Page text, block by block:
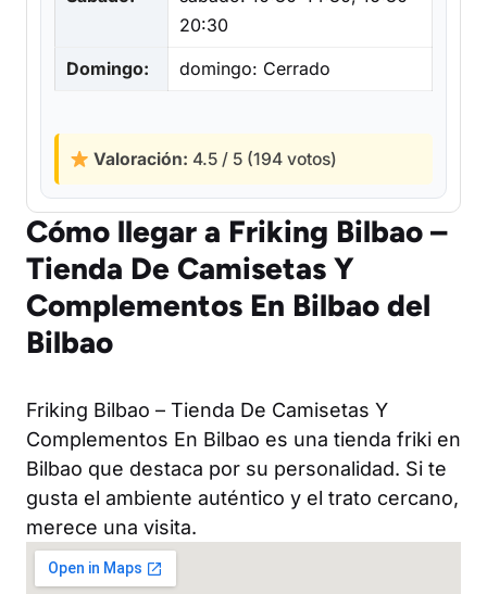
20:30
Domingo:
domingo: Cerrado
Valoración: 4.5 / 5 (194 votos)
Cómo llegar a Friking Bilbao –
Tienda De Camisetas Y
Complementos En Bilbao del
Bilbao
Friking Bilbao – Tienda De Camisetas Y
Complementos En Bilbao es una tienda friki en
Bilbao que destaca por su personalidad. Si te
gusta el ambiente auténtico y el trato cercano,
merece una visita.